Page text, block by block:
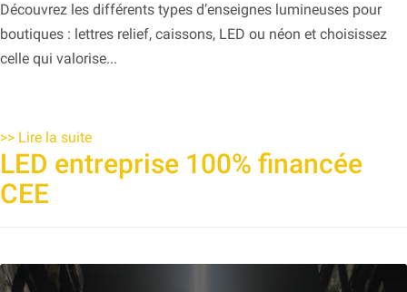
Découvrez les différents types d’enseignes lumineuses pour
boutiques : lettres relief, caissons, LED ou néon et choisissez
celle qui valorise...
>> Lire la suite
LED entreprise 100% financée
CEE